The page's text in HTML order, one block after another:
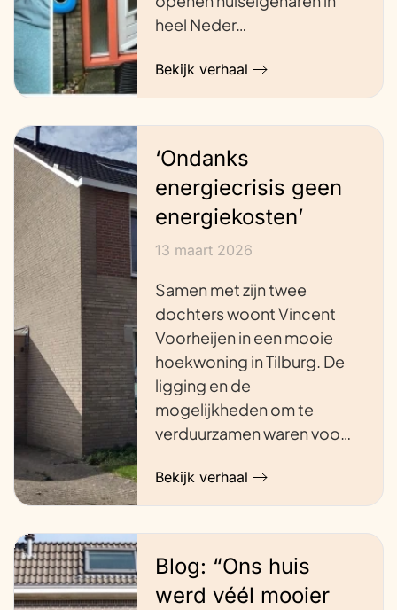
heel Neder…
Bekijk verhaal
‘Ondanks
energiecrisis geen
energiekosten’
13 maart 2026
Samen met zijn twee
dochters woont Vincent
Voorheijen in een mooie
hoekwoning in Tilburg. De
ligging en de
mogelijkheden om te
verduurzamen waren voo…
Bekijk verhaal
Blog: “Ons huis
werd véél mooier